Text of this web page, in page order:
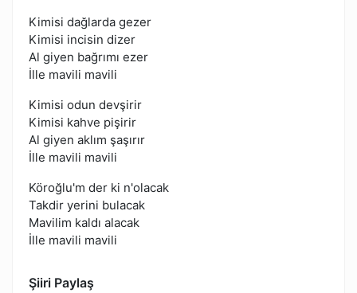
Kimisi dağlarda gezer
Kimisi incisin dizer
Al giyen bağrımı ezer
İlle mavili mavili
Kimisi odun devşirir
Kimisi kahve pişirir
Al giyen aklım şaşırır
İlle mavili mavili
Köroğlu'm der ki n'olacak
Takdir yerini bulacak
Mavilim kaldı alacak
İlle mavili mavili
Şiiri Paylaş